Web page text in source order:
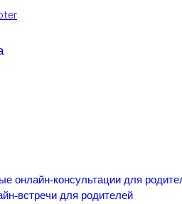
онлайн-консультации для
встречи для родителей